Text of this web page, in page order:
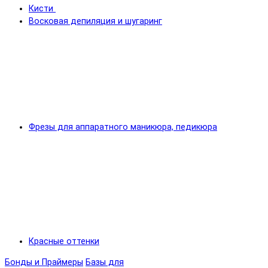
Кисти
Восковая депиляция и шугаринг
Фрезы для аппаратного маникюра, педикюра
Красные оттенки
Бонды и Праймеры Базы для